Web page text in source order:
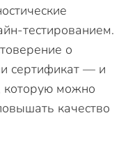
тестированием.
о
сертификат — и
которую можно
качество